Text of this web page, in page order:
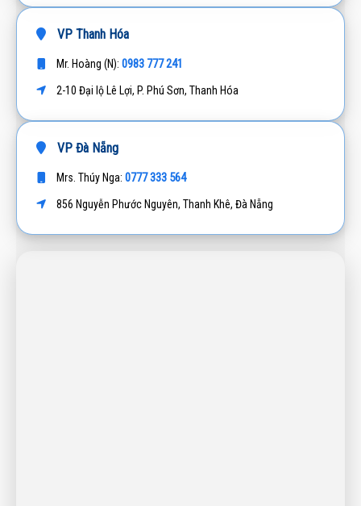
VP Thanh Hóa
Mr. Hoàng (N): 0983 777 241
2-10 Đại lộ Lê Lợi, P. Phú Sơn, Thanh Hóa
VP Đà Nẵng
Mrs. Thúy Nga: 0777 333 564
856 Nguyễn Phước Nguyên, Thanh Khê, Đà Nẵng